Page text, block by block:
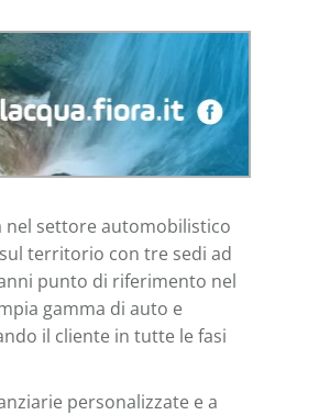
nel settore automobilistico
territorio con tre sedi ad
punto di riferimento nel
gamma di auto e
il cliente in tutte le fasi
personalizzate e a